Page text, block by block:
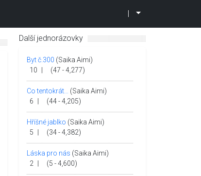
Další jednorázovky
Byt č.300 (Saika Aimi)
10
(47 - 4,277)
Co tentokrát...
(Saika Aimi)
6
(44 - 4,205)
Hříšné jablko (Saika Aimi)
5
(34 - 4,382)
Láska pro nás (Saika Aimi)
2
(5 - 4,600)